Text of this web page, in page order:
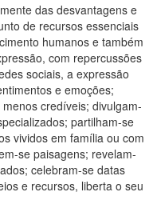
das desvantagens e
de recursos essenciais
humanos e também
com repercussões
sociais, a expressão
e emoções;
credíveis; divulgam-
partilham-se
vividos em família ou com
se paisagens; revelam-
celebram-se datas
e recursos, liberta o seu